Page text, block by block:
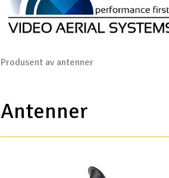
Produsent av antenner
Antenner